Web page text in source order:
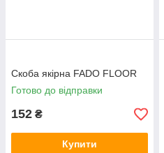
Скоба якірна FADO FLOOR
Готово до відправки
152 ₴
Купити